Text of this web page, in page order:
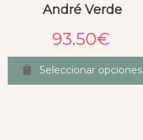
André Verde
93.50€
Seleccionar opciones